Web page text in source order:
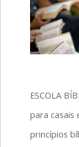
ESCOLA
para
princípios